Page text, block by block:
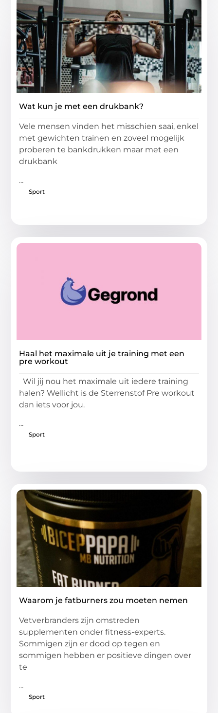
Wat kun je met een drukbank?
Vele mensen vinden het misschien saai, enkel
met gewichten trainen en zoveel mogelijk
proberen te bankdrukken maar met een
drukbank
...
Sport
Haal het maximale uit je training met een
pre workout
Wil jij nou het maximale uit iedere training
halen? Wellicht is de Sterrenstof Pre workout
dan iets voor jou.
...
Sport
Waarom je fatburners zou moeten nemen
Vetverbranders zijn omstreden
supplementen onder fitness-experts.
Sommigen zijn er dood op tegen en
sommigen hebben er positieve dingen over
te
...
Sport